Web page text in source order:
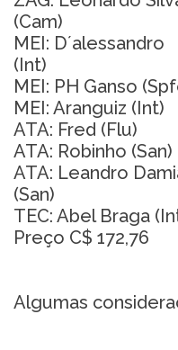
(Cam)
MEI: D´alessandro
(Int)
MEI: PH Ganso
MEI: Aranguiz (Int)
ATA: Fred (Flu)
ATA: Robinho (San)
ATA: Leandro
(San)
TEC: Abel Braga
Preço C$ 172,76
Algumas